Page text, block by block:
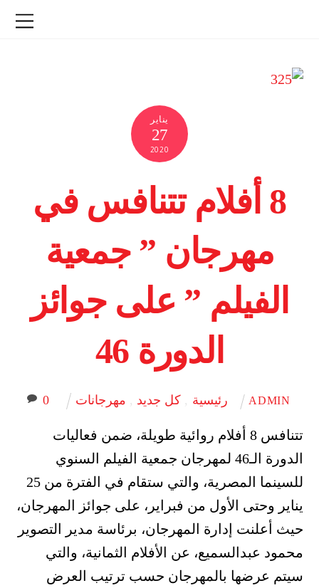
يناير
27
2020
8 أفلام تتنافس في
مهرجان ” جمعية
الفيلم ” على جوائز
الدورة 46
ADMIN رئيسية , كل جديد , مهرجانات 0
تتنافس 8 أفلام روائية طويلة، ضمن فعاليات
الدورة الـ46 لمهرجان جمعية الفيلم السنوي
للسينما المصرية، والتي ستقام في الفترة من 25
يناير وحتى الأول من فبراير، على جوائز المهرجان،
حيث أعلنت إدارة المهرجان، برئاسة مدير التصوير
محمود عبدالسميع، عن الأفلام الثمانية، والتي
سيتم عرضها بالمهرجان حسب ترتيب العرض